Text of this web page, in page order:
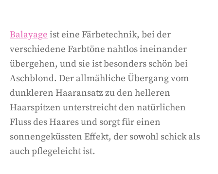
Balayage ist eine Färbetechnik, bei der
verschiedene Farbtöne nahtlos ineinander
übergehen, und sie ist besonders schön bei
Aschblond. Der allmähliche Übergang vom
dunkleren Haaransatz zu den helleren
Haarspitzen unterstreicht den natürlichen
Fluss des Haares und sorgt für einen
sonnengeküssten Effekt, der sowohl schick als
auch pflegeleicht ist.